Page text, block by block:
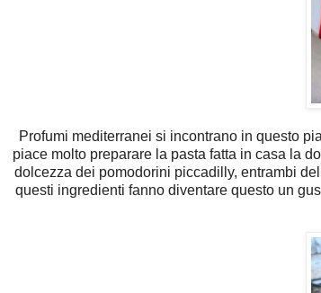
Profumi mediterranei si incontrano in questo
piace molto preparare la pasta fatta in casa la
dolcezza dei pomodorini piccadilly, entrambi
questi ingredienti fanno diventare questo un